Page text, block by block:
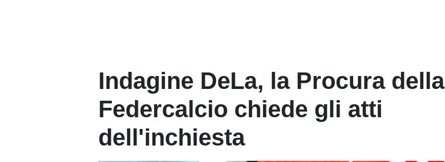
Indagine DeLa, la Procura della
Federcalcio chiede gli atti
dell'inchiesta